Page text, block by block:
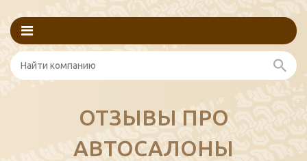
ОТЗЫВЫ ПРО
АВТОСАЛОНЫ